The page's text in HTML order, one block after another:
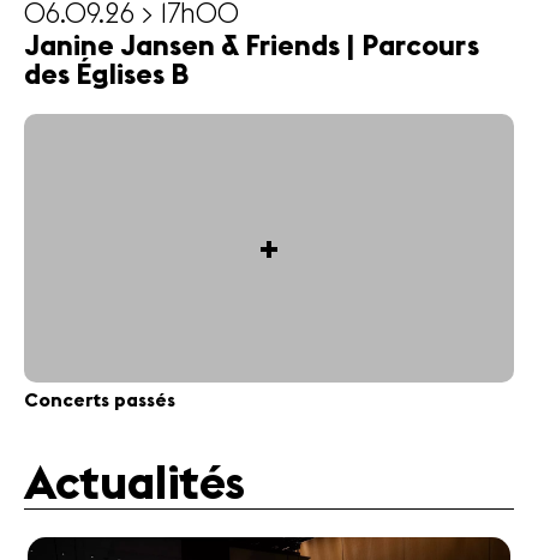
06.09.26 > 17h00
Janine Jansen & Friends | Parcours
des Églises B
+
Concerts passés
Actualités